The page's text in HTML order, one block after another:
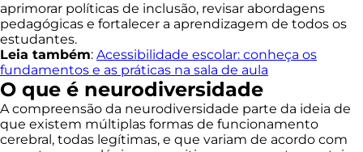
aprimorar políticas de inclusão, revisar abordagens
pedagógicas e fortalecer a aprendizagem de todos os
estudantes.
Leia também: Acessibilidade escolar: conheça os
fundamentos e as práticas na sala de aula
O que é neurodiversidade
A compreensão da neurodiversidade parte da ideia de
que existem múltiplas formas de funcionamento
cerebral, todas legítimas, e que variam de acordo com